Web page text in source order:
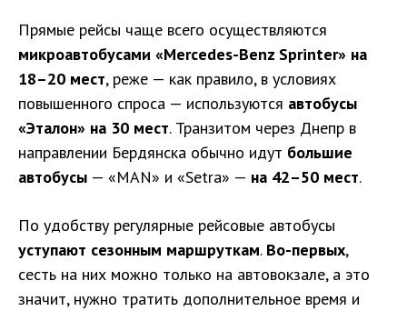
Прямые рейсы чаще всего осуществляются
микроавтобусами «Mercedes-Benz Sprinter» на
18–20 мест, реже — как правило, в условиях
повышенного спроса — используются автобусы
«Эталон» на 30 мест. Транзитом через Днепр в
направлении Бердянска обычно идут большие
автобусы — «MAN» и «Setra» — на 42–50 мест.
По удобству регулярные рейсовые автобусы
уступают сезонным маршруткам. Во-первых,
сесть на них можно только на автовокзале, а это
значит, нужно тратить дополнительное время и